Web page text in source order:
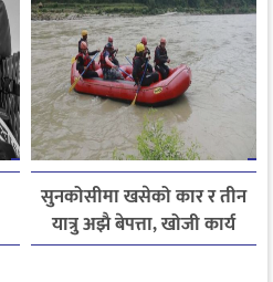
सुनकोसीमा खसेको कार र तीन
यात्रु अझै बेपत्ता, खोजी कार्य
जारी